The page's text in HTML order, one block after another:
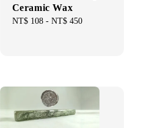
Ceramic Wax
Regular
NT$ 108- NT$ 450